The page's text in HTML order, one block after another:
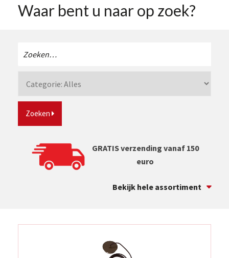
Waar bent u naar op zoek?
Zoeken
Zoeken
GRATIS verzending vanaf 150
euro
Bekijk hele assortiment